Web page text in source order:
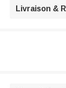
Livraison &